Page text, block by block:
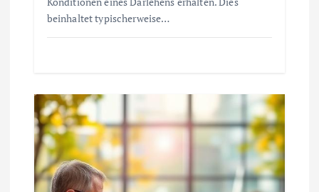
beinhaltet typischerweise…